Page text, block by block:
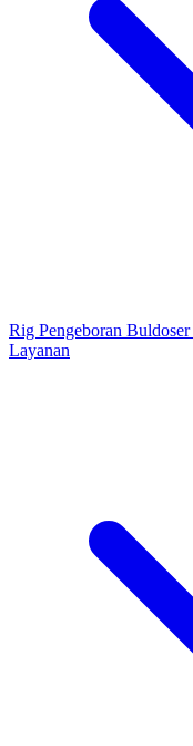
Rig Pengeboran Buldoser
Layanan